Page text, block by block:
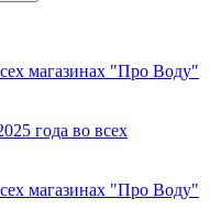
магазинах "Про Воду"
года во всех
магазинах "Про Воду"